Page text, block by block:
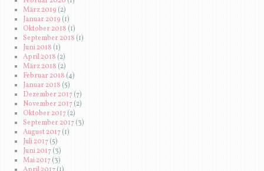
März 2019 (2)
Januar 2019 (1)
Oktober 2018(1)
September 2018 (1)
Juni 2018 (1)
April 2018(2)
März 2018 (2)
Februar 2018(4)
Januar 2018 (5)
Dezember 2017(7)
November 2017(2)
Oktober 2017(2)
September 2017(3)
August 2017(1)
Juli 2017(5)
Juni 2017(3)
Mai 2017(3)